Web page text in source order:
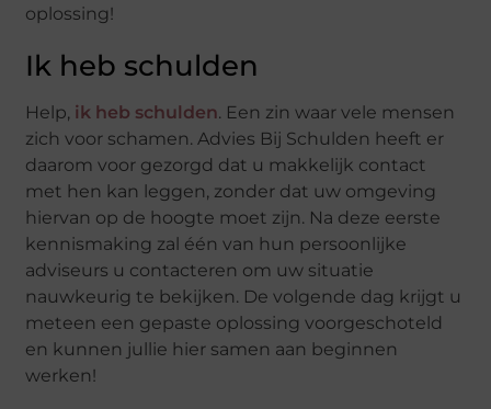
oplossing!
Ik heb schulden
Help, ik heb schulden. Een zin waar vele mensen
zich voor schamen. Advies Bij Schulden heeft er
daarom voor gezorgd dat u makkelijk contact
met hen kan leggen, zonder dat uw omgeving
hiervan op de hoogte moet zijn. Na deze eerste
kennismaking zal één van hun persoonlijke
adviseurs u contacteren om uw situatie
nauwkeurig te bekijken. De volgende dag krijgt u
meteen een gepaste oplossing voorgeschoteld
en kunnen jullie hier samen aan beginnen
werken!